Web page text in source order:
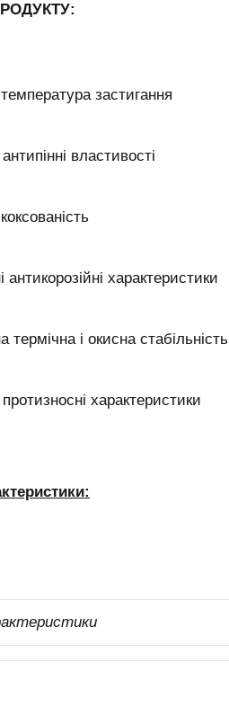
застигання
властивості
антикорозійні характеристики
термічна і окисна стабільність
характеристики